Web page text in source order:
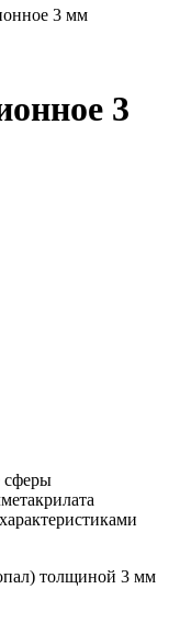
3 мм
3
сферы
толщиной 3 мм